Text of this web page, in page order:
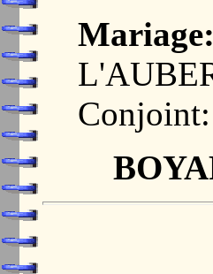
Mariage:
Conjoint: